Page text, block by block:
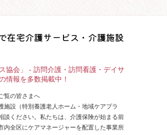
在宅介護サービス・介護施設
協会」 - 訪問介護・訪問看護・デイサ
情報を多数掲載中！
覧の皆さまへ
設（特別養護老人ホーム・地域ケアプラ
談ください。私たちは、介護保険が始まる前
内全区にケアマネージャーを配置した事業所